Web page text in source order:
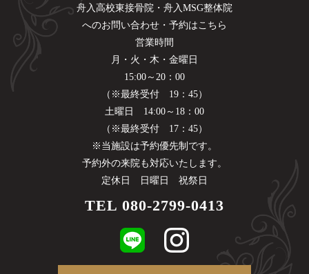
舟入高校東接骨院・舟入MSG整体院
へのお問い合わせ・予約はこちら
営業時間
月・火・木・金曜日
15:00～20：00
（※最終受付 19：45）
土曜日 14:00～18：00
（※最終受付 17：45）
※当施設は予約優先制です。
予約外の来院も対応いたします。
定休日 日曜日 祝祭日
TEL 080-2799-0413